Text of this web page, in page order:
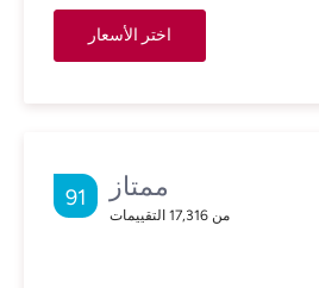
اختر الأسعار
ممتاز
من17,316 التقييمات
91